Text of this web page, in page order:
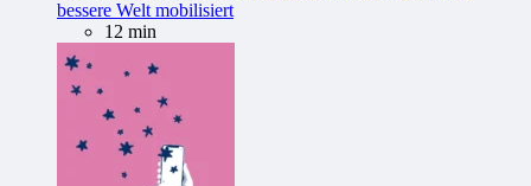
bessere Welt mobilisiert
12 min